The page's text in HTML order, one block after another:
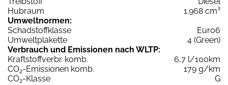
Hubraum
1.968 cm³
Umweltnormen:
Schadstoffklasse
Euro6
Umweltplakette
4 (Green)
Verbrauch und Emissionen nach WLTP:
Kraftstoffverbr. komb.
6,7 l/100km
CO2-Emissionen komb.
179 g/km
CO2-Klasse
G